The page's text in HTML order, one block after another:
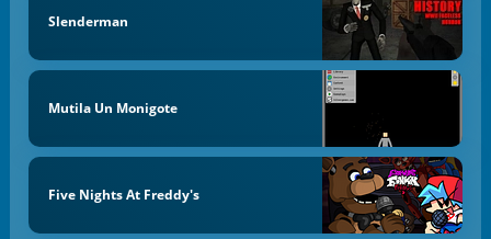
Slenderman
Mutila Un Monigote
Five Nights At Freddy's